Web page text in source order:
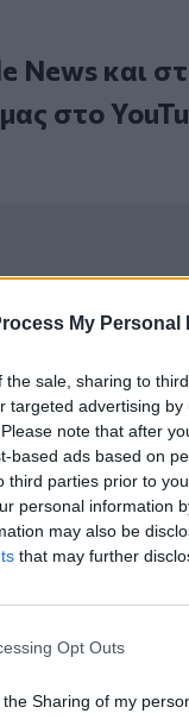
My Personal
the sale, sharing to
targeted advertising
note that after
based ads based on
third parties prior to
personal information
may also be
that may further
Opt Outs
Sharing of my
Newsκαι
στο
Πισίνα